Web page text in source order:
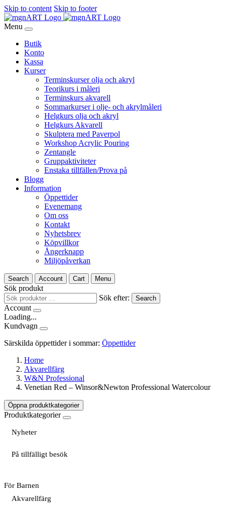
Skip to content Skip to footer
Menu
Butik
Konto
Kassa
Kurser
Terminskurser olja och akryl
Teorikurs i måleri
Terminskurs akvarell
Sommarkurser i olje- och akrylmåleri
Helgkurs olja och akryl
Helgkurs Akvarell
Skulptera med Paverpol
Workshop Acrylic Pouring
Zentangle
Gruppaktiviteter
Enstaka tillfällen/Prova på
Blogg
Information
Öppettider
Evenemang
Om oss
Kontakt
Nyhetsbrev
Köpvillkor
Ångerknapp
Miljöpåverkan
Search Account Cart Menu
Sök produkt
Sök efter:
Search
Account
Loading...
Kundvagn
Särskilda öppettider i sommar: Öppettider
Home
Akvarellfärg
W&N Professional
Venetian Red – Winsor&Newton Professional Watercolour
Öppna produktkategorier
Produktkategorier
Nyheter
På tillfälligt besök
För Barnen
Akvarellfärg